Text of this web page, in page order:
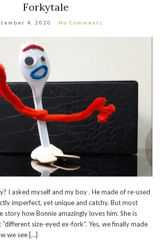
Forkytale
4, 2020 No Comments
I asked myself and my boy . He made of re-used
imperfect, yet unique and catchy. But most
how Bonnie amazingly loves him. She is
size-eyed ex-fork”. Yes, we finally made
we see […]